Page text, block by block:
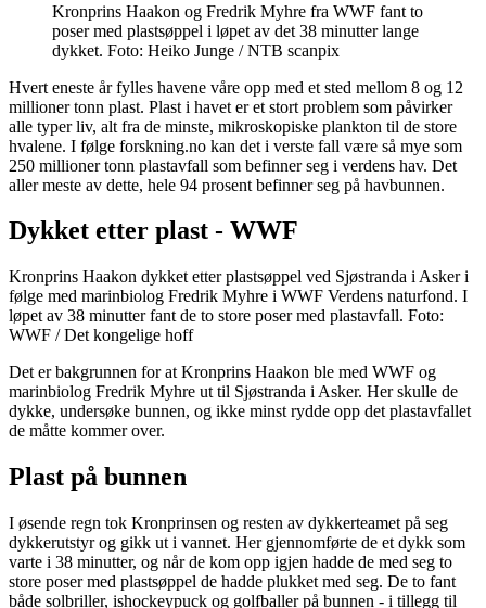
Kronprins Haakon og Fredrik Myhre fra WWF fant to
poser med plastsøppel i løpet av det 38 minutter lange
dykket. Foto: Heiko Junge / NTB scanpix
Hvert eneste år fylles havene våre opp med et sted mellom 8 og 12
millioner tonn plast. Plast i havet er et stort problem som påvirker
alle typer liv, alt fra de minste, mikroskopiske plankton til de store
hvalene. I følge forskning.no kan det i verste fall være så mye som
250 millioner tonn plastavfall som befinner seg i verdens hav. Det
aller meste av dette, hele 94 prosent befinner seg på havbunnen.
Dykket etter plast - WWF
Kronprins Haakon dykket etter plastsøppel ved Sjøstranda i Asker i
følge med marinbiolog Fredrik Myhre i WWF Verdens naturfond. I
løpet av 38 minutter fant de to store poser med plastavfall. Foto:
WWF / Det kongelige hoff
Det er bakgrunnen for at Kronprins Haakon ble med WWF og
marinbiolog Fredrik Myhre ut til Sjøstranda i Asker. Her skulle de
dykke, undersøke bunnen, og ikke minst rydde opp det plastavfallet
de måtte kommer over.
Plast på bunnen
I øsende regn tok Kronprinsen og resten av dykkerteamet på seg
dykkerutstyr og gikk ut i vannet. Her gjennomførte de et dykk som
varte i 38 minutter, og når de kom opp igjen hadde de med seg to
store poser med plastsøppel de hadde plukket med seg. De to fant
både solbriller, ishockeypuck og golfballer på bunnen - i tillegg til